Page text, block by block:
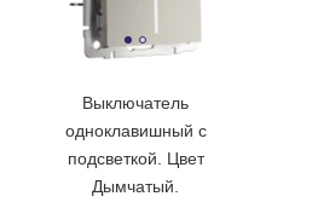
Выключатель
одноклавишный с
подсветкой. Цвет
Дымчатый.